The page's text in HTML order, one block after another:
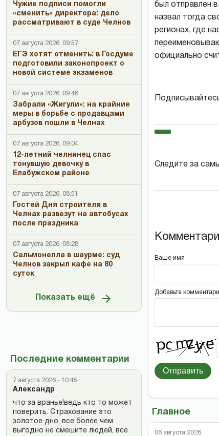
Чужие подписи помогли
«сменить» директора: дело
рассматривают в суде Челнов
07 августа 2026, 09:57
ЕГЭ хотят отменить: в Госдуме
подготовили законопроект о
новой системе экзаменов
07 августа 2026, 09:48
Забрали «Жигули»: на крайние
меры в борьбе с продавцами
арбузов пошли в Челнах
07 августа 2026, 09:04
12-летний челнинец спас
тонувшую девочку в
Елабужском районе
07 августа 2026, 08:51
Гостей Дня строителя в
Челнах развезут на автобусах
после праздника
07 августа 2026, 08:28
Сальмонелла в шаурме: суд
Челнов закрыл кафе на 80
суток
Показать ещё
Последние комментарии
7 августа 2026 - 10:45
Александр
что за вранье!ведь кто то может
поверить. Страхование это
золотое дно, все более чем
выгодно не смешите людей, все
был отправлен
назвал тогда
регионах, где
официально
Следите за
Ваше имя
Добавьте
Отправить
Главное
06 августа 2026